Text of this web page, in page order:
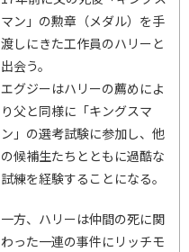
マン」の勲章（メダル）を手
渡しにきた工作員のハリーと
出会う。
エグジーはハリーの薦めによ
り父と同様に「キングスマ
ン」の選考試験に参加し、他
の候補生たちとともに過酷な
試練を経験することになる。
一方、ハリーは仲間の死に関
わった一連の事件にリッチモ